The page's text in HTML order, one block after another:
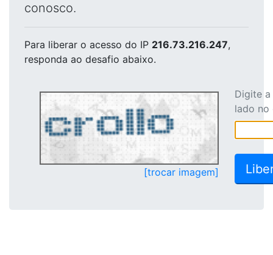
conosco.
Para liberar o acesso do IP 216.73.216.247,
responda ao desafio abaixo.
[trocar imagem]
Digite
lado no